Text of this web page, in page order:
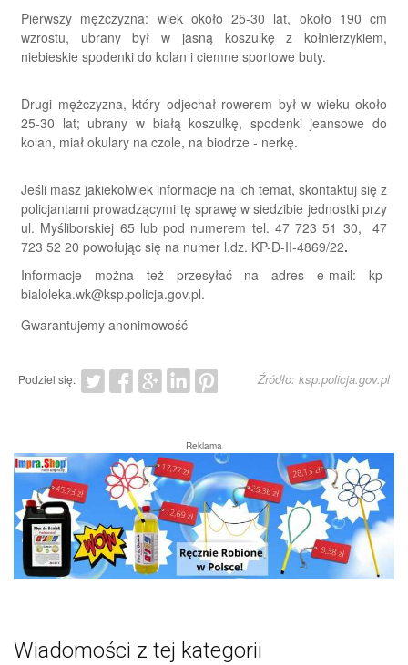
Pierwszy mężczyzna: wiek około 25-30 lat, około 190 cm
wzrostu, ubrany był w jasną koszulkę z kołnierzykiem,
niebieskie spodenki do kolan i ciemne sportowe buty.
Drugi mężczyzna, który odjechał rowerem był w wieku około
25-30 lat; ubrany w białą koszulkę, spodenki jeansowe do
kolan, miał okulary na czole, na biodrze - nerkę.
Jeśli masz jakiekolwiek informacje na ich temat, skontaktuj się z
policjantami prowadzącymi tę sprawę w siedzibie jednostki przy
ul. Myśliborskiej 65 lub pod numerem tel. 47 723 51 30, 47
723 52 20 powołując się na numer l.dz. KP-D-II-4869/22.
Informacje można też przesyłać na adres e-mail: kp-
bialoleka.wk@ksp.policja.gov.pl.
Gwarantujemy anonimowość
Podziel się: Źródło: ksp.policja.gov.pl
Reklama
Wiadomości z tej kategorii